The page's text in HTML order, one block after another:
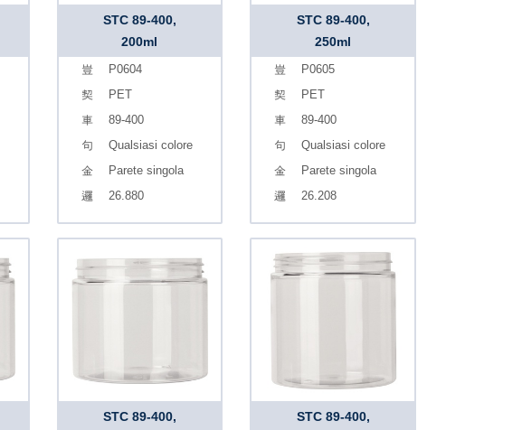
STC 89-400,
200ml
P0604
PET
89-400
Qualsiasi colore
Parete singola
26.880
STC 89-400,
250ml
P0605
PET
89-400
Qualsiasi colore
Parete singola
26.208
STC 89-400,
STC 89-400,